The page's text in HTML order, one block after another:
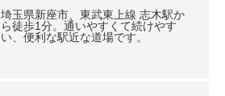
埼玉県新座市、東武東上線 志木駅か
ら徒歩1分。通いやすくて続けやす
い、便利な駅近な道場です。